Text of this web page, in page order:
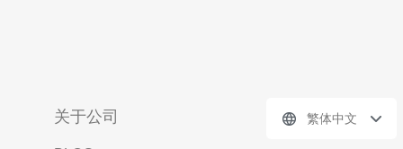
关于公司 繁体中文